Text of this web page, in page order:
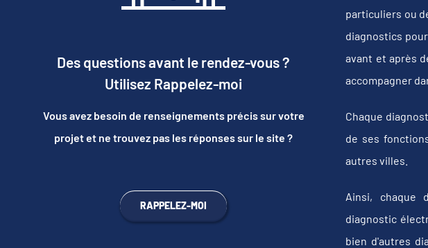
Des questions avant le rendez-vous ?
Utilisez Rappelez-moi
Vous avez besoin de renseignements précis sur votre
projet et ne trouvez pas les réponses sur le site ?
RAPPELEZ-MOI
particuliers ou
diagnostics
avant et après
accompagner
Chaque
de ses
autres villes.
Ainsi, chaque
diagnostic
bien d'autres